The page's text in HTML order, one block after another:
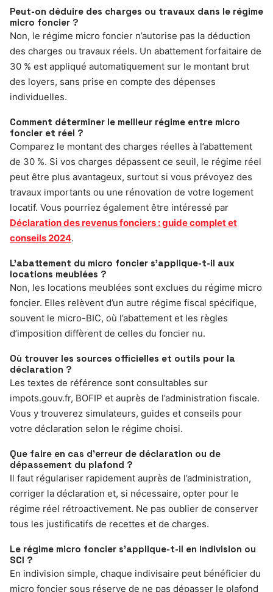
Peut-on déduire des charges ou travaux dans le régime
micro foncier ?
Non, le régime micro foncier n’autorise pas la déduction
des charges ou travaux réels. Un abattement forfaitaire de
30 % est appliqué automatiquement sur le montant brut
des loyers, sans prise en compte des dépenses
individuelles.
Comment déterminer le meilleur régime entre micro
foncier et réel ?
Comparez le montant des charges réelles à l’abattement
de 30 %. Si vos charges dépassent ce seuil, le régime réel
peut être plus avantageux, surtout si vous prévoyez des
travaux importants ou une rénovation de votre logement
locatif. Vous pourriez également être intéressé par
Déclaration des revenus fonciers : guide complet et
conseils 2024.
L’abattement du micro foncier s’applique-t-il aux
locations meublées ?
Non, les locations meublées sont exclues du régime micro
foncier. Elles relèvent d’un autre régime fiscal spécifique,
souvent le micro-BIC, où l’abattement et les règles
d’imposition diffèrent de celles du foncier nu.
Où trouver les sources officielles et outils pour la
déclaration ?
Les textes de référence sont consultables sur
impots.gouv.fr, BOFIP et auprès de l’administration fiscale.
Vous y trouverez simulateurs, guides et conseils pour
votre déclaration selon le régime choisi.
Que faire en cas d’erreur de déclaration ou de
dépassement du plafond ?
Il faut régulariser rapidement auprès de l’administration,
corriger la déclaration et, si nécessaire, opter pour le
régime réel rétroactivement. Ne pas oublier de conserver
tous les justificatifs de recettes et de charges.
Le régime micro foncier s’applique-t-il en indivision ou
SCI ?
En indivision simple, chaque indivisaire peut bénéficier du
micro foncier sous réserve de ne pas dépasser le plafond